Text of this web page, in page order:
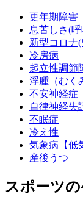
更年期障害
息苦しさ(
新型コロナ
冷房病
起立性調節
浮腫（むく
不安神経症
自律神経失
不眠症
冷え性
気象病【低
産後うつ
スポーツ